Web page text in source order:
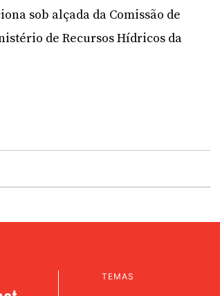
sob alçada da Comissão de
de Recursos Hídricos da
TEMAS